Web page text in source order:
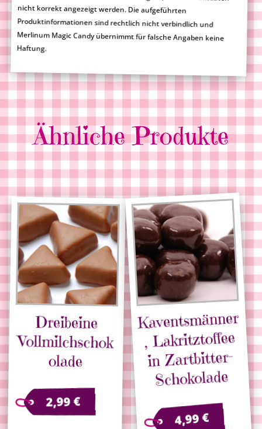
Haftung.
Ähnliche Produkte
Dreibeine
Vollmilchschok
olade
2,99€
Kaventsmänner
, Lakritztoffee
in Zartbitter-
Schokolade
4,99€